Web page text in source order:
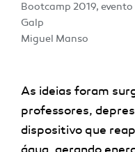
Bootcamp 2019,
Galp
Miguel Manso
As ideias foram
professores,
dispositivo que